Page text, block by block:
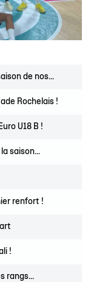
de nos...
Rochelais !
U18 B !
saison...
renfort !
!
rangs...